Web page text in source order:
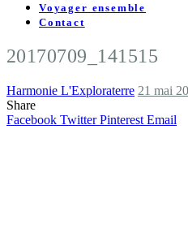
Voyager ensemble
Contact
20170709_141515
Harmonie L'Exploraterre 21 mai
Share
Facebook Twitter Pinterest Email